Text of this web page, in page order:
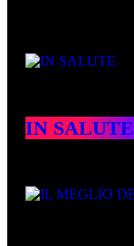
IN SALUTE